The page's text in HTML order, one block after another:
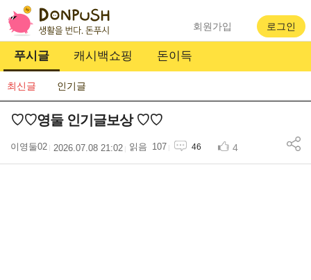
푸시글 캐시백쇼핑 돈이득
회원가입 로그인
최신글 인기글
♡♡영둘 인기글보상 ♡♡
이영둘02 2026.07.08 21:02 107 46 4